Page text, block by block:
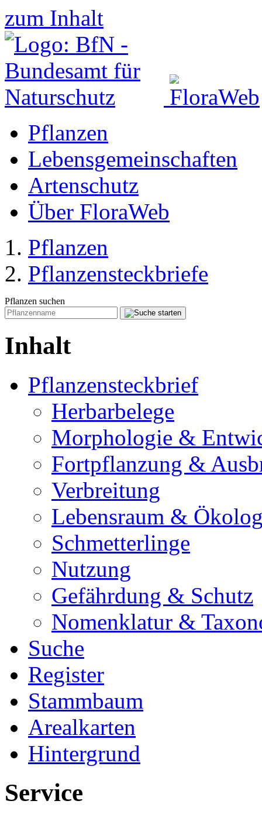
zum Inhalt
Pflanzen
Lebensgemeinschaften
Artenschutz
Über FloraWeb
Pflanzen
Pflanzensteckbriefe
Pflanzen suchen
Inhalt
Pflanzensteckbrief
Herbarbelege
Morphologie &
Fortpflanzung &
Verbreitung
Lebensraum &
Schmetterlinge
Nutzung
Gefährdung & Schutz
Nomenklatur &
Suche
Register
Stammbaum
Arealkarten
Hintergrund
Service